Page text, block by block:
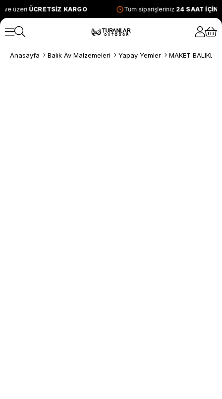
ve üzeriÜCRETSİZ KARGO Tüm siparişleriniz24 SAAT
Anasayfa Balık Av Malzemeleri Yapay Yemler MAKET BALIKLAR